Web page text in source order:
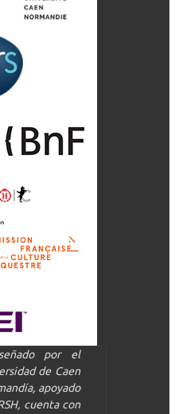
por el
de Caen
apoyado
cuenta con